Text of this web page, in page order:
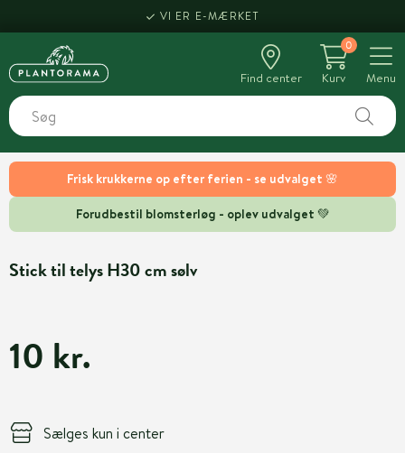
Frisk krukkerne op efter ferien - se udvalget 🌸
Forudbestil blomsterløg - oplev udvalget 💚
Find center
0
Kurv
Menu
Stick til telys H30 cm sølv
10 kr.
Sælges kun i center